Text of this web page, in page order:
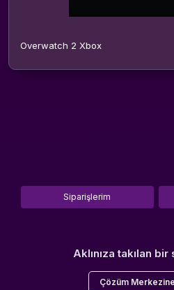
Overwatch 2 Xbox
Siparişlerim
Aklınıza takılan
Çözüm